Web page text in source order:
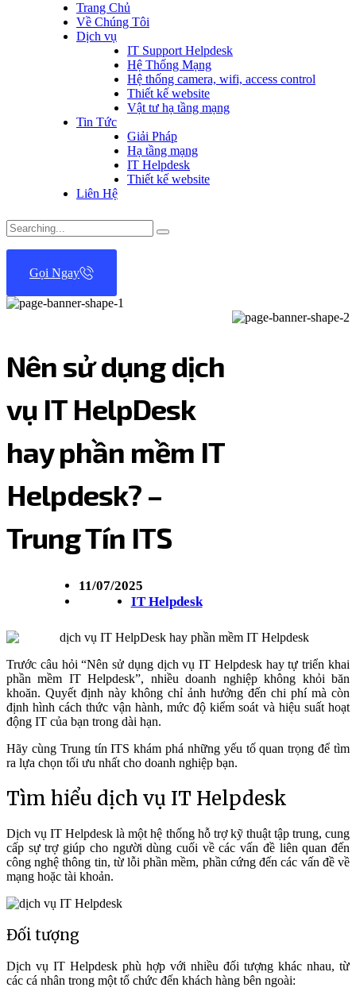
Trang Chủ
Về Chúng Tôi
Dịch vụ
IT Support Helpdesk
Hệ Thống Mạng
Hệ thống camera, wifi, access control
Thiết kế website
Vật tư hạ tầng mạng
Tin Tức
Giải Pháp
Hạ tầng mạng
IT Helpdesk
Thiết kế website
Liên Hệ
Search
for:
Gọi Ngay
Nên sử dụng dịch
vụ IT HelpDesk
hay phần mềm IT
Helpdesk? –
Trung Tín ITS
11/07/2025
IT Helpdesk
Trước câu hỏi “Nên sử dụng dịch vụ IT Helpdesk hay tự triển khai
phần mềm IT Helpdesk”, nhiều doanh nghiệp không khỏi băn
khoăn. Quyết định này không chỉ ảnh hưởng đến chi phí mà còn
định hình cách thức vận hành, mức độ kiểm soát và hiệu suất hoạt
động IT của bạn trong dài hạn.
Hãy cùng Trung tín ITS khám phá những yếu tố quan trọng để tìm
ra lựa chọn tối ưu nhất cho doanh nghiệp bạn.
Tìm hiểu dịch vụ IT Helpdesk
Dịch vụ IT Helpdesk là một hệ thống hỗ trợ kỹ thuật tập trung, cung
cấp sự trợ giúp cho người dùng cuối về các vấn đề liên quan đến
công nghệ thông tin, từ lỗi phần mềm, phần cứng đến các vấn đề về
mạng hoặc tài khoản.
Đối tượng
Dịch vụ IT Helpdesk phù hợp với nhiều đối tượng khác nhau, từ
các cá nhân trong một tổ chức đến khách hàng bên ngoài: